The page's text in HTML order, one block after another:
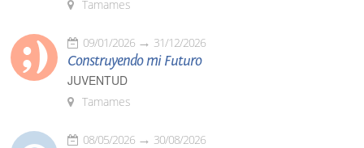
Tamames
09/01/2026 31/12/2026
Construyendo mi Futuro
JUVENTUD
Tamames
08/05/2026 30/08/2026